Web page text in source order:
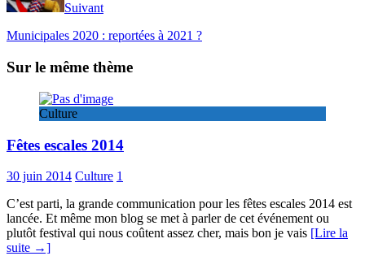
Suivant
Municipales 2020 : reportées à 2021 ?
Sur le même thème
Culture
Fêtes escales 2014
30 juin 2014 Culture 1
C’est parti, la grande communication pour les fêtes escales 2014 est
lancée. Et même mon blog se met à parler de cet événement ou
plutôt festival qui nous coûtent assez cher, mais bon je vais [Lire la
suite →]